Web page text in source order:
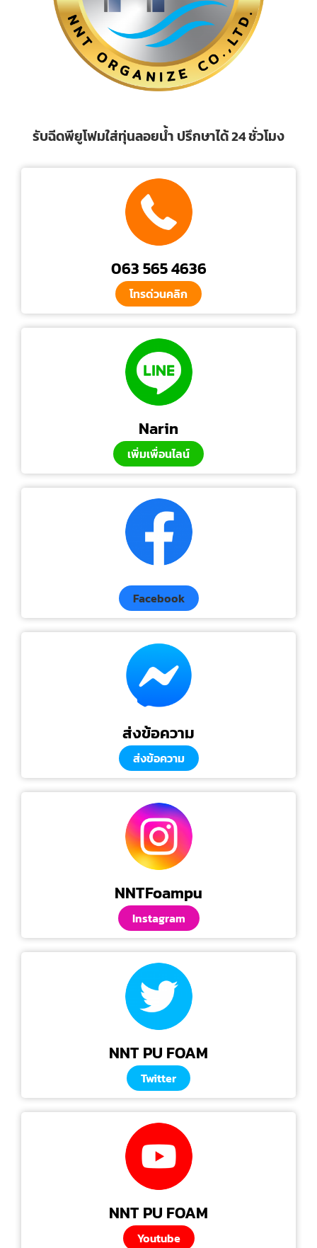
รับฉีดพียูโฟมใส่ทุ่นลอยน้ำ ปรึกษาได้ 24 ชั่วโมง
063 565 4636
โทรด่วนคลิก
Narin
เพิ่มเพื่อนไลน์
Facebook
ส่งข้อความ
ส่งข้อความ
NNTFoampu
Instagram
NNT PU FOAM
Twitter
NNT PU FOAM
Youtube